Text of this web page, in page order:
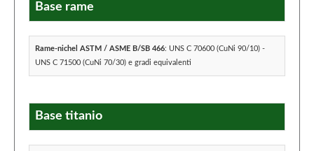
Base rame
Rame-nichel ASTM / ASME B/SB 466: UNS C 70600 (CuNi 90/10) -
UNS C 71500 (CuNi 70/30) e gradi equivalenti
Base titanio